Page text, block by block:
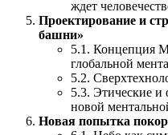
ждет
Проектирование и
башни»
5.1. Концепция
глобальной
5.2.
5.3. Этические и
новой
Новая попытка